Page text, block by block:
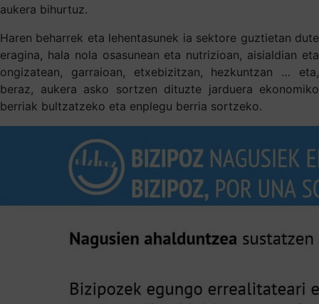
aukera bihurtuz.
Haren beharrek eta lehentasunek ia sektore guztietan dute
eragina, hala nola osasunean eta nutrizioan, aisialdian eta
ongizatean, garraioan, etxebizitzan, hezkuntzan … eta,
beraz, aukera asko sortzen dituzte jarduera ekonomiko
berriak bultzatzeko eta enplegu berria sortzeko.